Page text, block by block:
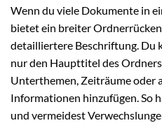
Wenn du viele Dokumente in
bietet ein breiter
detailliertere Beschriftung. Du
nur den Haupttitel des
Unterthemen, Zeiträume oder
Informationen hinzufügen. So
und vermeidest